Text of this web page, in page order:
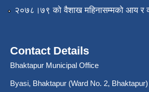
२०७८।७९ को वैशाख महिनासम्मको आय र
Contact Details
Bhaktapur Municipal Office
Byasi, Bhaktapur (Ward No. 2, Bhaktapur)